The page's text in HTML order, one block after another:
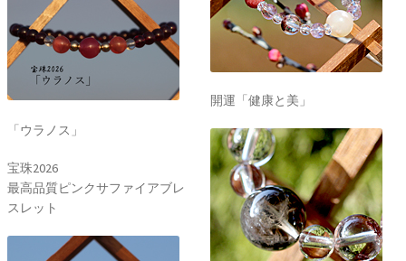
「ウラノス」
宝珠2026
最高品質ピンクサファイアブレ
スレット
開運「健康と美」